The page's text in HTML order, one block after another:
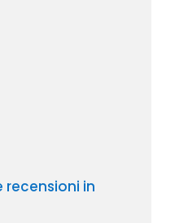
recensioni in